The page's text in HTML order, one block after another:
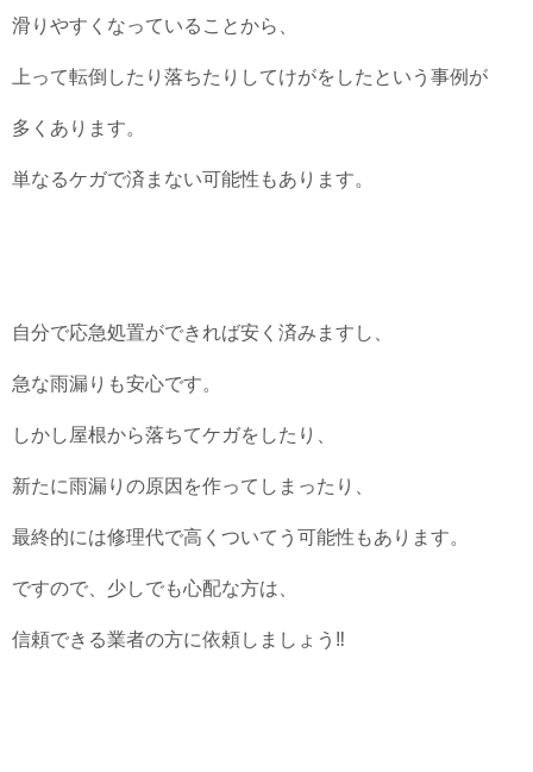
滑りやすくなっていることから、
上って転倒したり落ちたりしてけがをしたという事例が
多くあります。
単なるケガで済まない可能性もあります。
自分で応急処置ができれば安く済みますし、
急な雨漏りも安心です。
しかし屋根から落ちてケガをしたり、
新たに雨漏りの原因を作ってしまったり、
最終的には修理代で高くついてう可能性もあります。
ですので、少しでも心配な方は、
信頼できる業者の方に依頼しましょう‼